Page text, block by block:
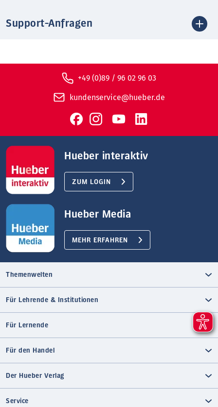
Support-Anfragen
+49 (0)89 / 96 02 96 03
kundenservice@hueber.de
Hueber interaktiv
ZUM LOGIN
Hueber Media
MEHR ERFAHREN
Themenwelten
Für Lehrende & Institutionen
Für Lernende
Für den Handel
Der Hueber Verlag
Service